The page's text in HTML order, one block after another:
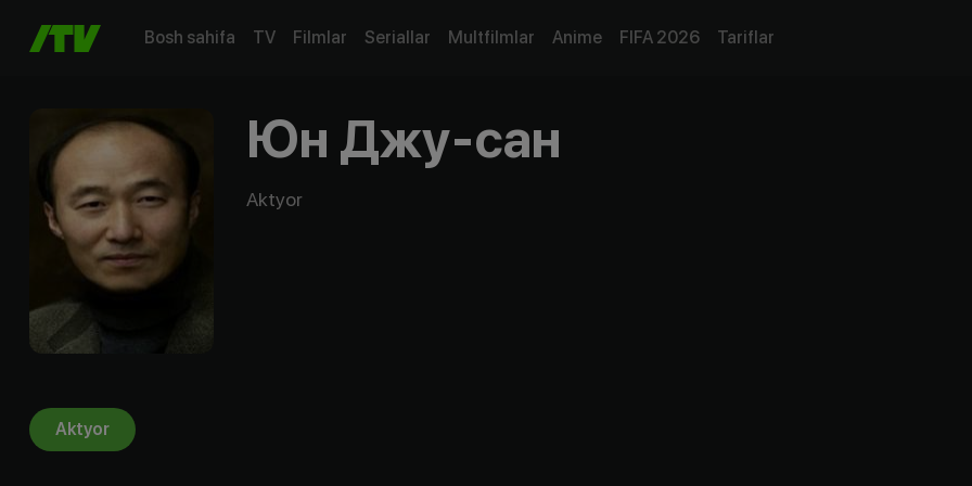
Bosh sahifa TV Filmlar Seriallar Multfilmlar Anime FIFA 2026 Tariflar
Юн Джу-сан
Aktyor
Aktyor